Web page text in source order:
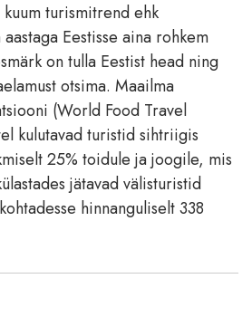
turismitrend ehk
Eestisse aina rohkem
on tulla Eestist head ning
otsima. Maailma
(World Food Travel
kulutavad turistid sihtriigis
25% toidule ja joogile, mis
jätavad välisturistid
hinnanguliselt 338